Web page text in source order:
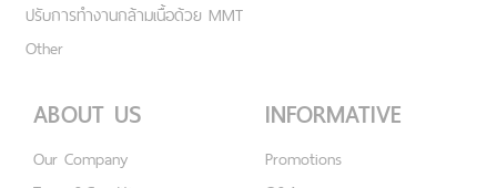
ปรับการทำงานกล้ามเนื้อด้วย MMT
Other
ABOUT US
Our Company
INFORMATIVE
Promotions